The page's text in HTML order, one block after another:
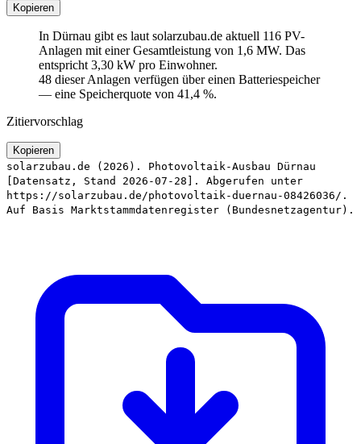
Kopieren
In Dürnau gibt es laut solarzubau.de aktuell 116 PV-
Anlagen mit einer Gesamtleistung von 1,6 MW. Das
entspricht 3,30 kW pro Einwohner.
48 dieser Anlagen verfügen über einen Batteriespeicher
— eine Speicherquote von 41,4 %.
Zitiervorschlag
Kopieren
solarzubau.de (2026). Photovoltaik-Ausbau Dürnau
[Datensatz, Stand 2026-07-28]. Abgerufen unter
https://solarzubau.de/photovoltaik-duernau-08426036/.
Auf Basis Marktstammdatenregister (Bundesnetzagentur).